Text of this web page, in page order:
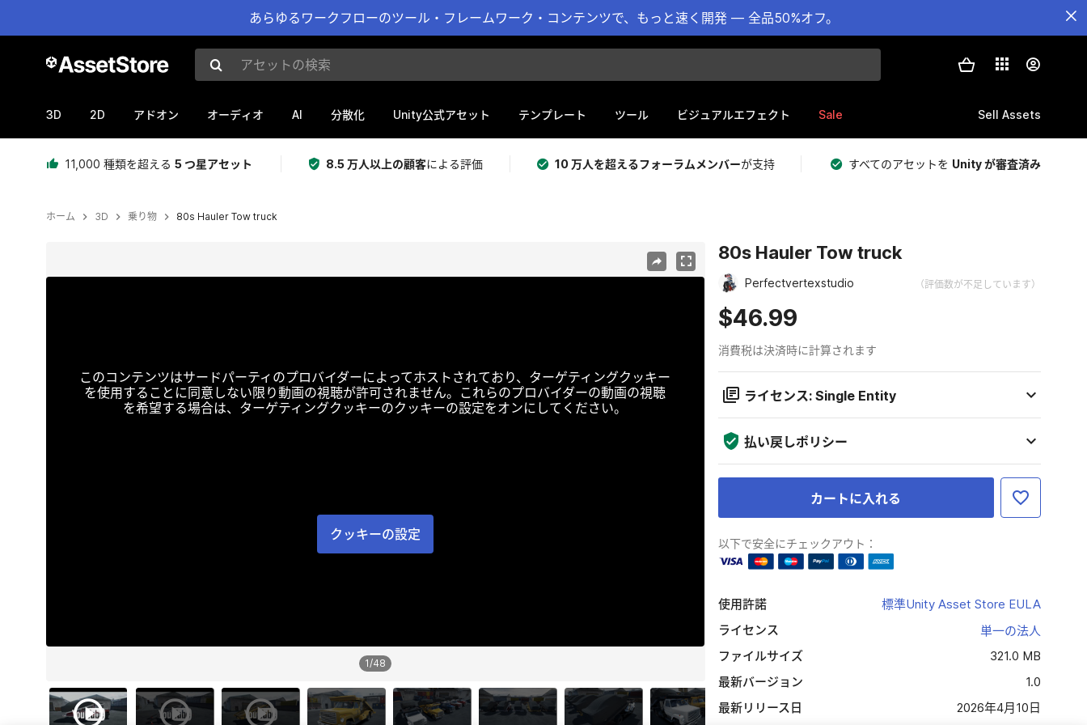
あらゆるワークフローのツール・フレームワーク・コンテンツで、もっと速く開発 — 全品50%オフ。
アセットの検索
3D 2D アドオン オーディオ AI 分散化 Unity公式アセット テンプレート ツール ビジュアルエフェクト Sale Sell Assets
11,000 種類を超える 5 つ星アセット 8.5 万人以上の顧客による評価 10 万人を超えるフォーラムメンバーが支持 すべてのアセットを Unity が審査済み
ホーム 3D 乗り物 80s Hauler Tow truck
このコンテンツはサードパーティのプロバイダーによってホストされており、ターゲティングクッキー
を使用することに同意しない限り動画の視聴が許可されません。これらのプロバイダーの動画の視聴
を希望する場合は、ターゲティングクッキーのクッキーの設定をオンにしてください。
クッキーの設定
1/48
80s Hauler Tow truck
Perfectvertexstudio （評価数が不足しています）
$46.99
消費税は決済時に計算されます
ライセンス: Single Entity
払い戻しポリシー
カートに入れる
以下で安全にチェックアウト：
使用許諾
標準Unity Asset Store EULA
ライセンス
単一の法人
ファイルサイズ
321.0 MB
最新バージョン
1.0
最新リリース日
2026年4月10日